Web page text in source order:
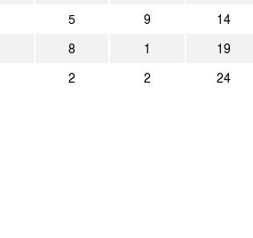
5 9 14
8 1 19
2 2 24